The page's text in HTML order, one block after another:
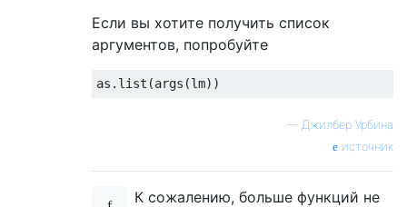
Если вы хотите получить список
аргументов, попробуйте
— Джилбер Урбина
источник
К сожалению, больше функций не